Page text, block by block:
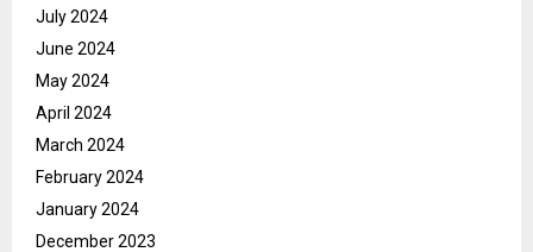
July 2024
June 2024
May 2024
April 2024
March 2024
February 2024
January 2024
December 2023